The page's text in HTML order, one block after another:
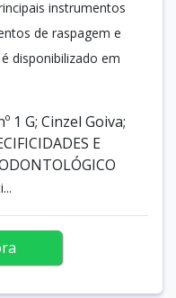
instrumentos
de raspagem e
disponibilizado em
1 G; Cinzel Goiva;
E